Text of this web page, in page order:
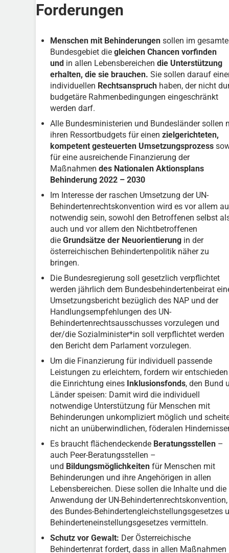
Forderungen
Menschen mit Behinderungen sollen im
Bundesgebiet die gleichen Chancen vorfinden
und in allen Lebensbereichen die Unterstützung
erhalten, die sie brauchen. Sie sollen darauf
individuellen Rechtsanspruch haben, der nicht
budgetäre Rahmenbedingungen eingeschränkt
werden darf.
Alle Bundesministerien und Bundesländer sollen
ihren Ressortbudgets für einen zielgerichteten,
kompetent gesteuerten Umsetzungsprozess
für eine ausreichende Finanzierung der
Maßnahmen des Nationalen Aktionsplans
Behinderung 2022 – 2030
Im Interesse der raschen Umsetzung der UN-
Behindertenrechtskonvention wird es vor allem
notwendig sein, sowohl den Betroffenen selbst
auch und vor allem den Nichtbetroffenen
die Grundsätze der Neuorientierungin der
österreichischen Behindertenpolitik näher zu
bringen.
Die Bundesregierung soll gesetzlich verpflichtet
werden jährlich dem Bundesbehindertenbeirat
Umsetzungsbericht bezüglich des NAP und der
Handlungsempfehlungen des UN-
Behindertenrechtsausschusses vorzulegen und
der/die Sozialminister*in soll verpflichtet werden
den Bericht dem Parlament vorzulegen.
Um die Finanzierung für individuell passende
Leistungen zu erleichtern, fordern wir entschieden
die Einrichtung eines Inklusionsfonds, den Bund
Länder speisen: Damit wird die individuell
notwendige Unterstützung für Menschen mit
Behinderungen unkompliziert möglich und
nicht an unüberwindlichen, föderalen
Es braucht flächendeckende Beratungsstellen –
auch Peer-Beratungsstellen –
und Bildungsmöglichkeiten für Menschen mit
Behinderungen und ihre Angehörigen in allen
Lebensbereichen. Diese sollen die Inhalte und die
Anwendung der UN-Behindertenrechtskonvention,
des Bundes-Behindertengleichstellungsgesetzes
Behinderteneinstellungsgesetzes vermitteln.
Schutz vor Gewalt: Der Österreichische
Behindertenrat fordert, dass in allen Maßnahmen